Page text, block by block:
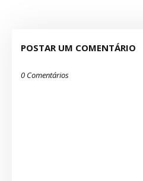
POSTAR UM COMENTÁRIO
0 Comentários